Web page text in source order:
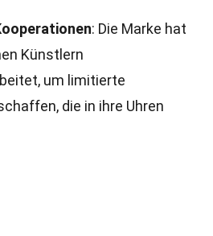
: Die Marke hat
Künstlern
um limitierte
die in ihre Uhren